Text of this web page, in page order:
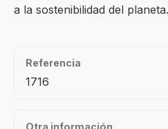
a la sostenibilidad del
Referencia
1716
Otra información